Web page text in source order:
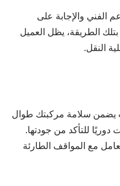
الفني والإجابة على
الطريقة، يظل العميل
النقل.
يضمن سلامة مركبتك طوال
للتأكد من جودتها.
مع المواقف الطارئة